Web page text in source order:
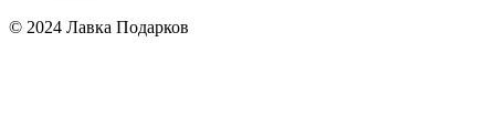
© 2024 Лавка Подарков